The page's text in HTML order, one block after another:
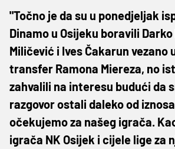
"Točno je da su u ponedjeljak
Dinamo u Osijeku boravili
Miličević i Ives Čakarun vezano
transfer Ramona Miereza, no
zahvalili na interesu budući da
razgovor ostali daleko od
očekujemo za našeg igrača.
igrača NK Osijek i cijele lige za